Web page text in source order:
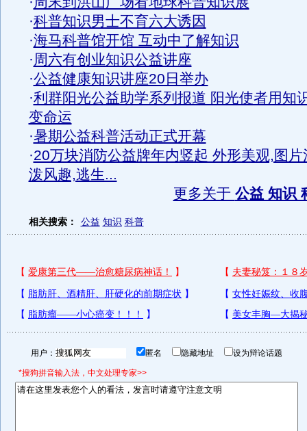
·科普知识男士不育六大诱因
·海马科普馆开馆 互动中了解知识
·周六有创业知识公益讲座
·公益健康知识讲座20日举办
·利群阳光公益助学系列报道 阳光使者用知
变命运
·暑期公益科普活动正式开幕
·20万块消防公益牌年内竖起 外形美观,图片
泼风趣,逃生...
更多关于 公益 知识
相关搜索： 公益 知识 科普
用户： 匿名 隐藏地址 设为辩论话题
*搜狗拼音输入法，中文处理专家>>